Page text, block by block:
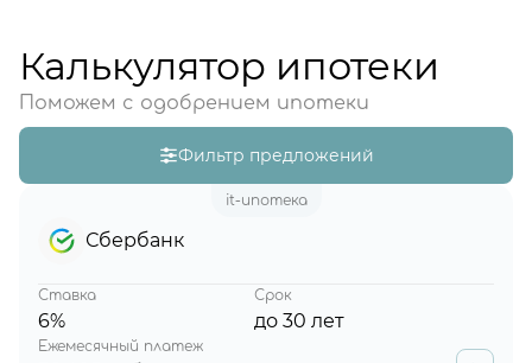
Калькулятор ипотеки
Поможем с одобрением ипотеки
Фильтр предложений
it-ипотека
Сбербанк
Ставка
6%
Срок
до 30 лет
Ежемесячный платеж